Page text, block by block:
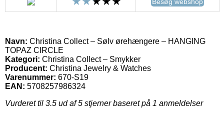
Navn: Christina Collect – Sølv ørehængere – HANGING
TOPAZ CIRCLE
Kategori: Christina Collect – Smykker
Producent: Christina Jewelry & Watches
Varenummer: 670-S19
EAN: 5708257986324
Vurderet til 3.5 ud af 5 stjerner baseret på 1 anmeldelser